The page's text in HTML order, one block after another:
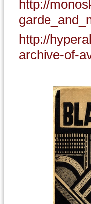
http://
http://
archive-of-